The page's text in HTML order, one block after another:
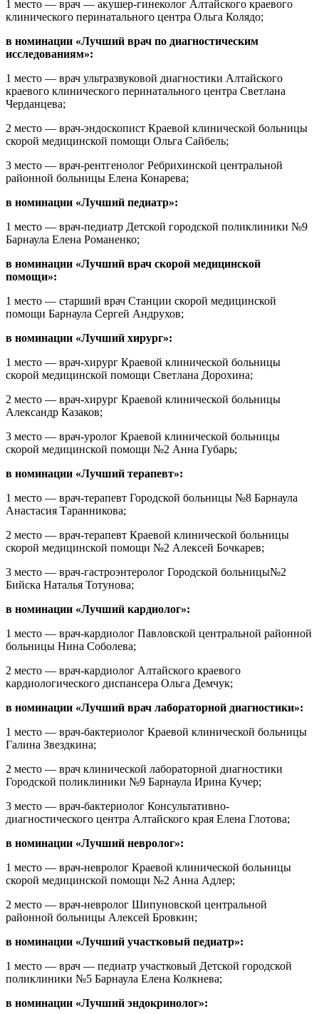
1 место — врач — акушер-гинеколог Алтайского краевого
клинического перинатального центра Ольга Колядо;
в номинации «Лучший врач по диагностическим
исследованиям»:
1 место — врач ультразвуковой диагностики Алтайского
краевого клинического перинатального центра Светлана
Черданцева;
2 место — врач-эндоскопист Краевой клинической больницы
скорой медицинской помощи Ольга Сайбель;
3 место — врач-рентгенолог Ребрихинской центральной
районной больницы Елена Конарева;
в номинации «Лучший педиатр»:
1 место — врач-педиатр Детской городской поликлиники №9
Барнаула Елена Романенко;
в номинации «Лучший врач скорой медицинской
помощи»:
1 место — старший врач Станции скорой медицинской
помощи Барнаула Сергей Андрухов;
в номинации «Лучший хирург»:
1 место — врач-хирург Краевой клинической больницы
скорой медицинской помощи Светлана Дорохина;
2 место — врач-хирург Краевой клинической больницы
Александр Казаков;
3 место — врач-уролог Краевой клинической больницы
скорой медицинской помощи №2 Анна Губарь;
в номинации «Лучший терапевт»:
1 место — врач-терапевт Городской больницы №8 Барнаула
Анастасия Таранникова;
2 место — врач-терапевт Краевой клинической больницы
скорой медицинской помощи №2 Алексей Бочкарев;
3 место — врач-гастроэнтеролог Городской больницы№2
Бийска Наталья Тотунова;
в номинации «Лучший кардиолог»:
1 место — врач-кардиолог Павловской центральной районной
больницы Нина Соболева;
2 место — врач-кардиолог Алтайского краевого
кардиологического диспансера Ольга Демчук;
в номинации «Лучший врач лабораторной диагностики»:
1 место — врач-бактериолог Краевой клинической больницы
Галина Звездкина;
2 место — врач клинической лабораторной диагностики
Городской поликлиники №9 Барнаула Ирина Кучер;
3 место — врач-бактериолог Консультативно-
диагностического центра Алтайского края Елена Глотова;
в номинации «Лучший невролог»:
1 место — врач-невролог Краевой клинической больницы
скорой медицинской помощи №2 Анна Адлер;
2 место — врач-невролог Шипуновской центральной
районной больницы Алексей Бровкин;
в номинации «Лучший участковый педиатр»:
1 место — врач — педиатр участковый Детской городской
поликлиники №5 Барнаула Елена Колкнева;
в номинации «Лучший эндокринолог»: